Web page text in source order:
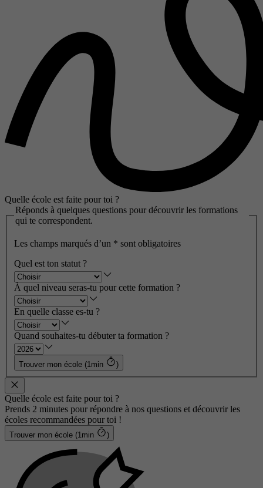
Quelle école est faite pour toi ?
Réponds à quelques questions pour découvrir les formations
qui te correspondent.
Les champs marqués d’un * sont obligatoires
Quel est ton statut ?
À quel niveau seras-tu pour cette formation ?
En quelle classe es-tu ?
Quand souhaites-tu débuter ta formation ?
Trouver mon école (1min )
Quelle école est faite pour toi ?
Prends 2 minutes pour répondre à nos questions et découvrir les
écoles recommandées pour toi !
Trouver mon école (1min )